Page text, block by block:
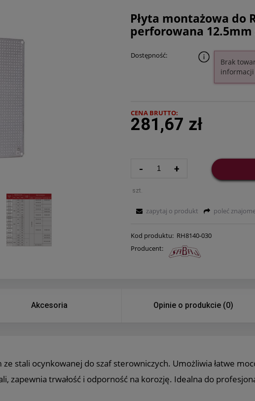
Płyta montażowa do
perforowana
Dostępność:
Brak
CENA BRUTTO:
281,67 zł
- +
szt.
Kod produktu: RH8140-030
Producent:
zapytaj o produkt poleć
Akcesoria Opinie o produkcie (0)
stali ocynkowanej do szaf sterowniczych. Umożliwia łatwe
zapewnia trwałość i odporność na korozję. Idealna do